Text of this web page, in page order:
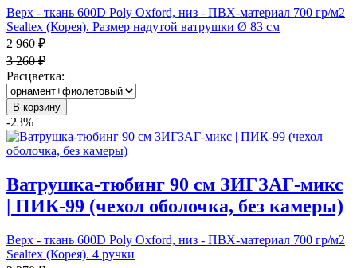
Верх - ткань 600D Poly Oxford, низ - ПВХ-материал 700 гр/м2
Sealtex (Корея). Размер надутой ватрушки Ø 83 см
2 960 ₽
3 260 ₽
Расцветка:
В корзину
-23%
Ватрушка-тюбинг 90 см ЗИГЗАГ-микс
| ПИК-99 (чехол оболочка, без камеры)
Верх - ткань 600D Poly Oxford, низ - ПВХ-материал 700 гр/м2
Sealtex (Корея). 4 ручки